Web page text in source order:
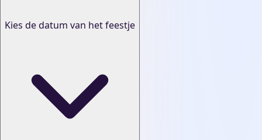
Kies de datum van het feestje